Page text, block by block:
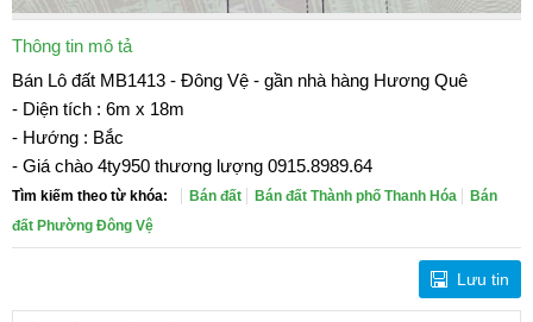
Thông tin mô tả
Bán Lô đất MB1413 - Đông Vệ - gần nhà hàng Hương Quê
- Diện tích : 6m x 18m
- Hướng : Bắc
- Giá chào 4ty950 thương lượng 0915.8989.64
Tìm kiếm theo từ khóa: Bán đất Bán đất Thành phố Thanh Hóa
Bán
đất Phường Đông Vệ
Lưu tin